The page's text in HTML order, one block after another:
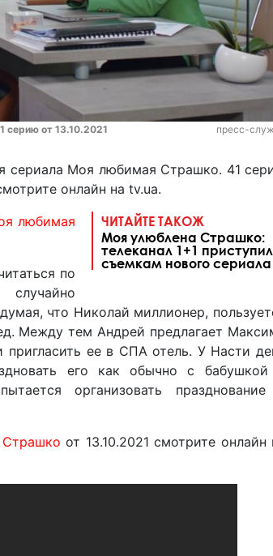
серию от 13.10.2021 пресс-
сериала Моя любимая Страшко. 41
онлайн на tv.ua.
ЧИТАЙТЕ ТАКОЖ
Моя улюблена Страшко:
телеканал 1+1
съемкам нового сериала
любимая
по
что Николай миллионер,
Между тем Андрей предлагает
пригласить ее в СПА отель. У Насти
его как обычно с
организовать
от 13.10.2021 смотрите онлайн